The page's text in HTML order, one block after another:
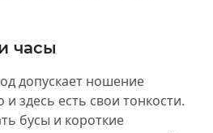
часы
допускает ношение
здесь есть свои тонкости.
бусы и короткие